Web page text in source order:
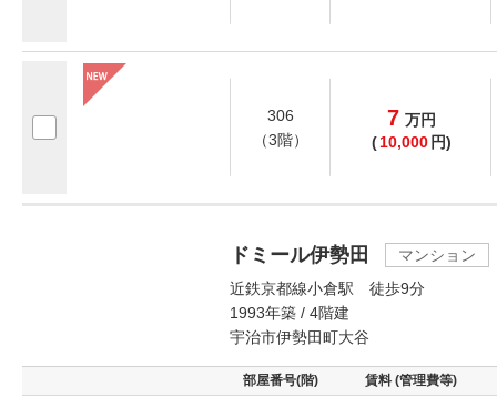
306
（3階）
7 万円
( 10,000 円)
ドミール伊勢田
マンション
近鉄京都線小倉駅 徒歩9分
1993年築 / 4階建
宇治市伊勢田町大谷
部屋番号(階) 賃料 (管理費等)